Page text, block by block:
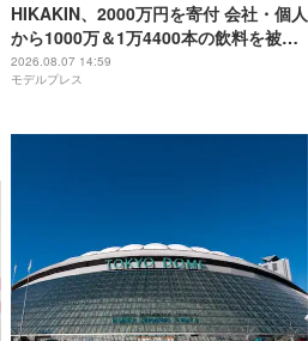
HIKAKIN、2000万円を寄付 会社・個人
から1000万＆1万4400本の飲料を被災
地へ「正直言葉が出ませんでした」
2026.08.07 14:59
モデルプレス